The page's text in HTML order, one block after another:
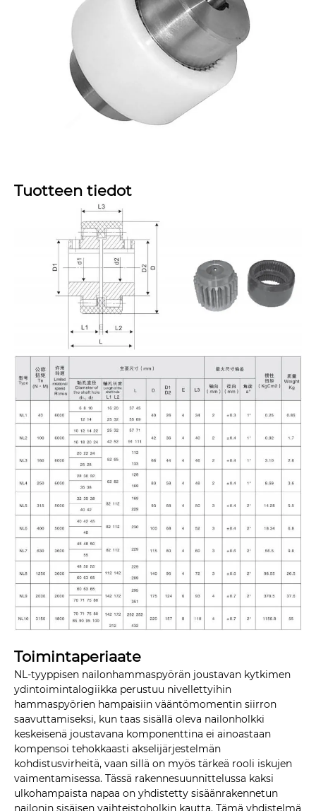
Tuotteen tiedot
Toimintaperiaate
NL-tyyppisen nailonhammaspyörän joustavan kytkimen
ydintoimintalogiikka perustuu nivellettyihin
hammaspyörien hampaisiin vääntömomentin siirron
saavuttamiseksi, kun taas sisällä oleva nailonholkki
keskeisenä joustavana komponenttina ei ainoastaan ​​
kompensoi tehokkaasti akselijärjestelmän
kohdistusvirheitä, vaan sillä on myös tärkeä rooli iskujen
vaimentamisessa. Tässä rakennesuunnittelussa kaksi
ulkohampaista napaa on yhdistetty sisäänrakennetun